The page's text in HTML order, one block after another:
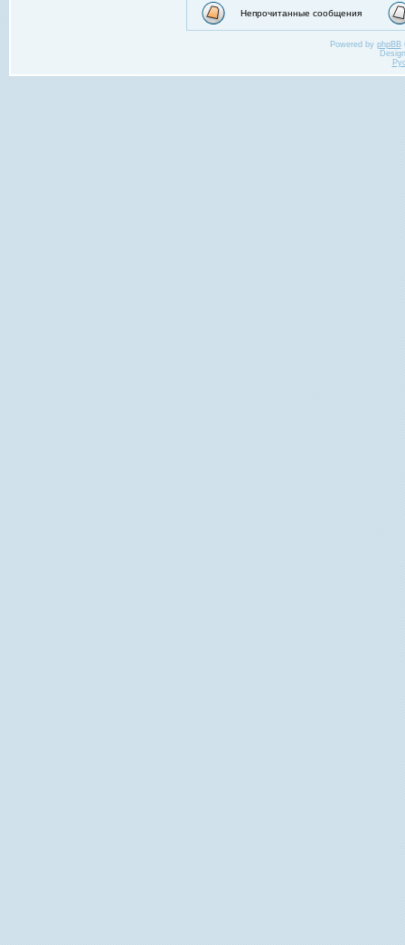
Непрочитанные сообщения
Powered by phpBB